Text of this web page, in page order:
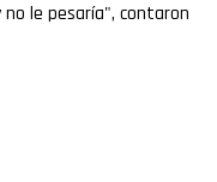
no le pesaría", contaron